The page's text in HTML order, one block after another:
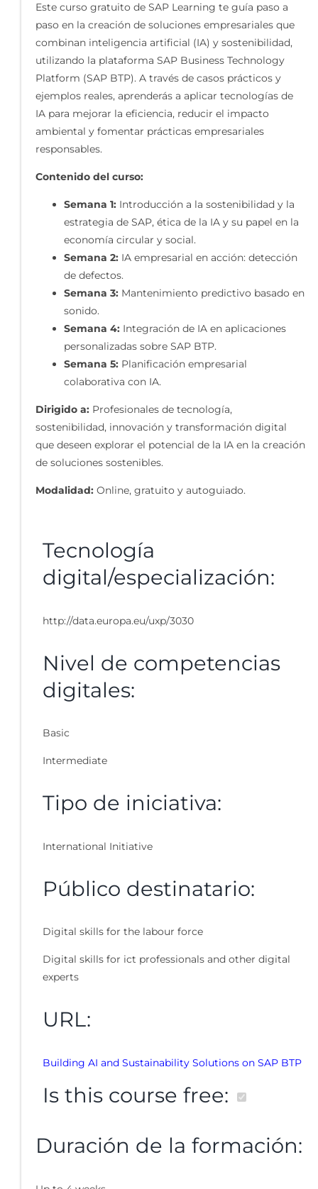
Este curso gratuito de SAP Learning te guía paso a
paso en la creación de soluciones empresariales que
combinan inteligencia artificial (IA) y sostenibilidad,
utilizando la plataforma SAP Business Technology
Platform (SAP BTP). A través de casos prácticos y
ejemplos reales, aprenderás a aplicar tecnologías de
IA para mejorar la eficiencia, reducir el impacto
ambiental y fomentar prácticas empresariales
responsables.
Contenido del curso:
Semana 1: Introducción a la sostenibilidad y la
estrategia de SAP, ética de la IA y su papel en la
economía circular y social.
Semana 2: IA empresarial en acción: detección
de defectos.
Semana 3: Mantenimiento predictivo basado en
sonido.
Semana 4: Integración de IA en aplicaciones
personalizadas sobre SAP BTP.
Semana 5: Planificación empresarial
colaborativa con IA.
Dirigido a: Profesionales de tecnología,
sostenibilidad, innovación y transformación digital
que deseen explorar el potencial de la IA en la creación
de soluciones sostenibles.
Modalidad: Online, gratuito y autoguiado.
Tecnología
digital/especialización:
http://data.europa.eu/uxp/3030
Nivel de competencias
digitales:
Basic
Intermediate
Tipo de iniciativa:
International Initiative
Público destinatario:
Digital skills for the labour force
Digital skills for ict professionals and other digital
experts
URL:
Building AI and Sustainability Solutions on SAP BTP
Is this course free:
Duración de la formación: